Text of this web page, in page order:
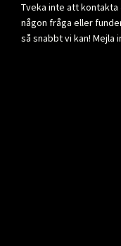
Tveka inte att kontakta
någon fråga eller
så snabbt vi kan! Mejla